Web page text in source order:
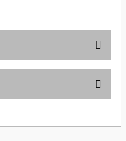
kullanarak tarafımıza